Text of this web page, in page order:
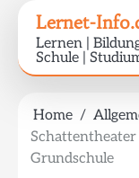
content
Lernet-
Lernen |
Schule |
Home
Grundschule